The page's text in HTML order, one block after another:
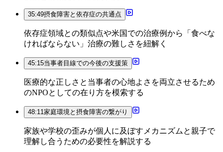
35:49摂食障害と依存症の共通点
依存症領域との類似点や米国での治療例から「食べな
ければならない」治療の難しさを紐解く
45:15当事者目線での今後の支援策
医療的な正しさと当事者の心地よさを両立させるため
のNPOとしての在り方を模索する
48:11家庭環境と摂食障害の繋がり
家族や学校の歪みが個人に及ぼすメカニズムと親子で
理解し合うための必要性を解説する